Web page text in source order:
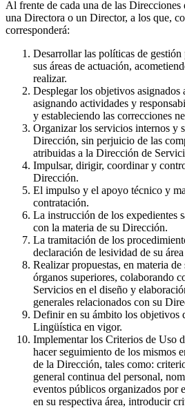
Al frente de cada una de las Direcciones
una Directora o un Director, a los que,
corresponderá:
Desarrollar las políticas de
sus áreas de actuación,
realizar.
Desplegar los objetivos asignados
asignando actividades y
y estableciendo las correcciones
Organizar los servicios internos y
Dirección, sin perjuicio de las
atribuidas a la Dirección de
Impulsar, dirigir, coordinar y
Dirección.
El impulso y el apoyo técnico y
contratación.
La instrucción de los expedientes
con la materia de su Dirección.
La tramitación de los
declaración de lesividad de su
Realizar propuestas, en materia
órganos superiores, colaborando
Servicios en el diseño y
generales relacionados con su
Definir en su ámbito los objetivos
Lingüística en vigor.
Implementar los Criterios de Uso
hacer seguimiento de los mismos
de la Dirección, tales como:
general continua del personal,
eventos públicos organizados por
en su respectiva área, introducir